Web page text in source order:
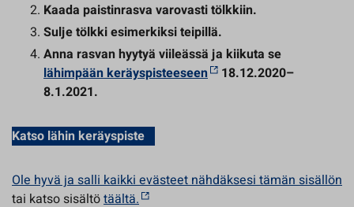
Kaada paistinrasva varovasti tölkkiin.
Sulje tölkki esimerkiksi teipillä.
Anna rasvan hyytyä viileässä ja kiikuta se
lähimpään keräyspisteeseen
18.12.2020–
8.1.2021.
Katso lähin keräyspiste
Ole hyvä ja salli kaikki evästeet nähdäksesi tämän sisällön
tai katso sisältötäältä.